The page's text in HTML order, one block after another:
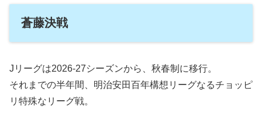
蒼藤決戦
Jリーグは2026-27シーズンから、秋春制に移行。
それまでの半年間、明治安田百年構想リーグなるチョッピ
リ特殊なリーグ戦。